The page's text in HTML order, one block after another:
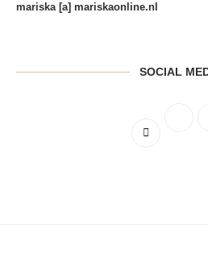
mariska [a] mariskaonline.nl
SOCIAL